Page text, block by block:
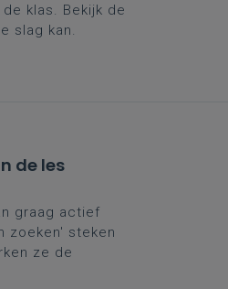
klas. Bekijk de
slag kan.
de les
graag actief
zoeken' steken
ze de